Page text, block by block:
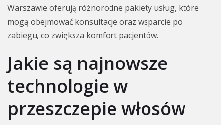
Warszawie oferują różnorodne pakiety usług, które
mogą obejmować konsultacje oraz wsparcie po
zabiegu, co zwiększa komfort pacjentów.
Jakie są najnowsze
technologie w
przeszczepie włosów